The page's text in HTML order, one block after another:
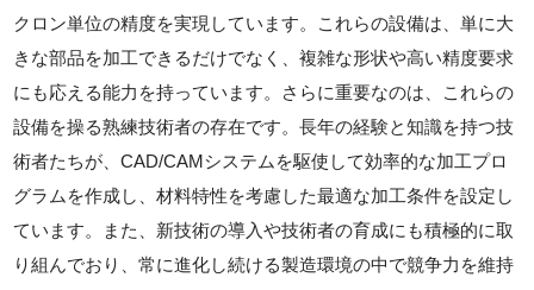
クロン単位の精度を実現しています。これらの設備は、単に大
きな部品を加工できるだけでなく、複雑な形状や高い精度要求
にも応える能力を持っています。さらに重要なのは、これらの
設備を操る熟練技術者の存在です。長年の経験と知識を持つ技
術者たちが、CAD/CAMシステムを駆使して効率的な加工プロ
グラムを作成し、材料特性を考慮した最適な加工条件を設定し
ています。また、新技術の導入や技術者の育成にも積極的に取
り組んでおり、常に進化し続ける製造環境の中で競争力を維持